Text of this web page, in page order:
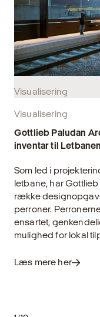
Visualisering
Visualisering
Gottlieb Paludan
inventar til
Som led i
letbane, har
række
perroner.
ensartet,
mulighed for lokal
Læs mere her